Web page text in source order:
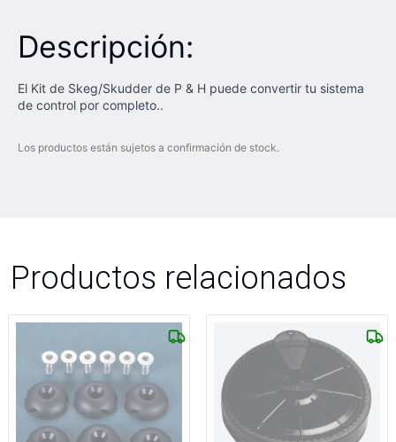
Descripción:
​El Kit de Skeg/Skudder de P & H puede convertir tu sistema
de control por completo.. ​
Los productos están sujetos a confirmación de stock.
Productos relacionados